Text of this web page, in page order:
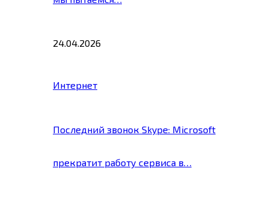
24.04.2026
Интернет
Последний звонок Skype: Microsoft
прекратит работу сервиса в…